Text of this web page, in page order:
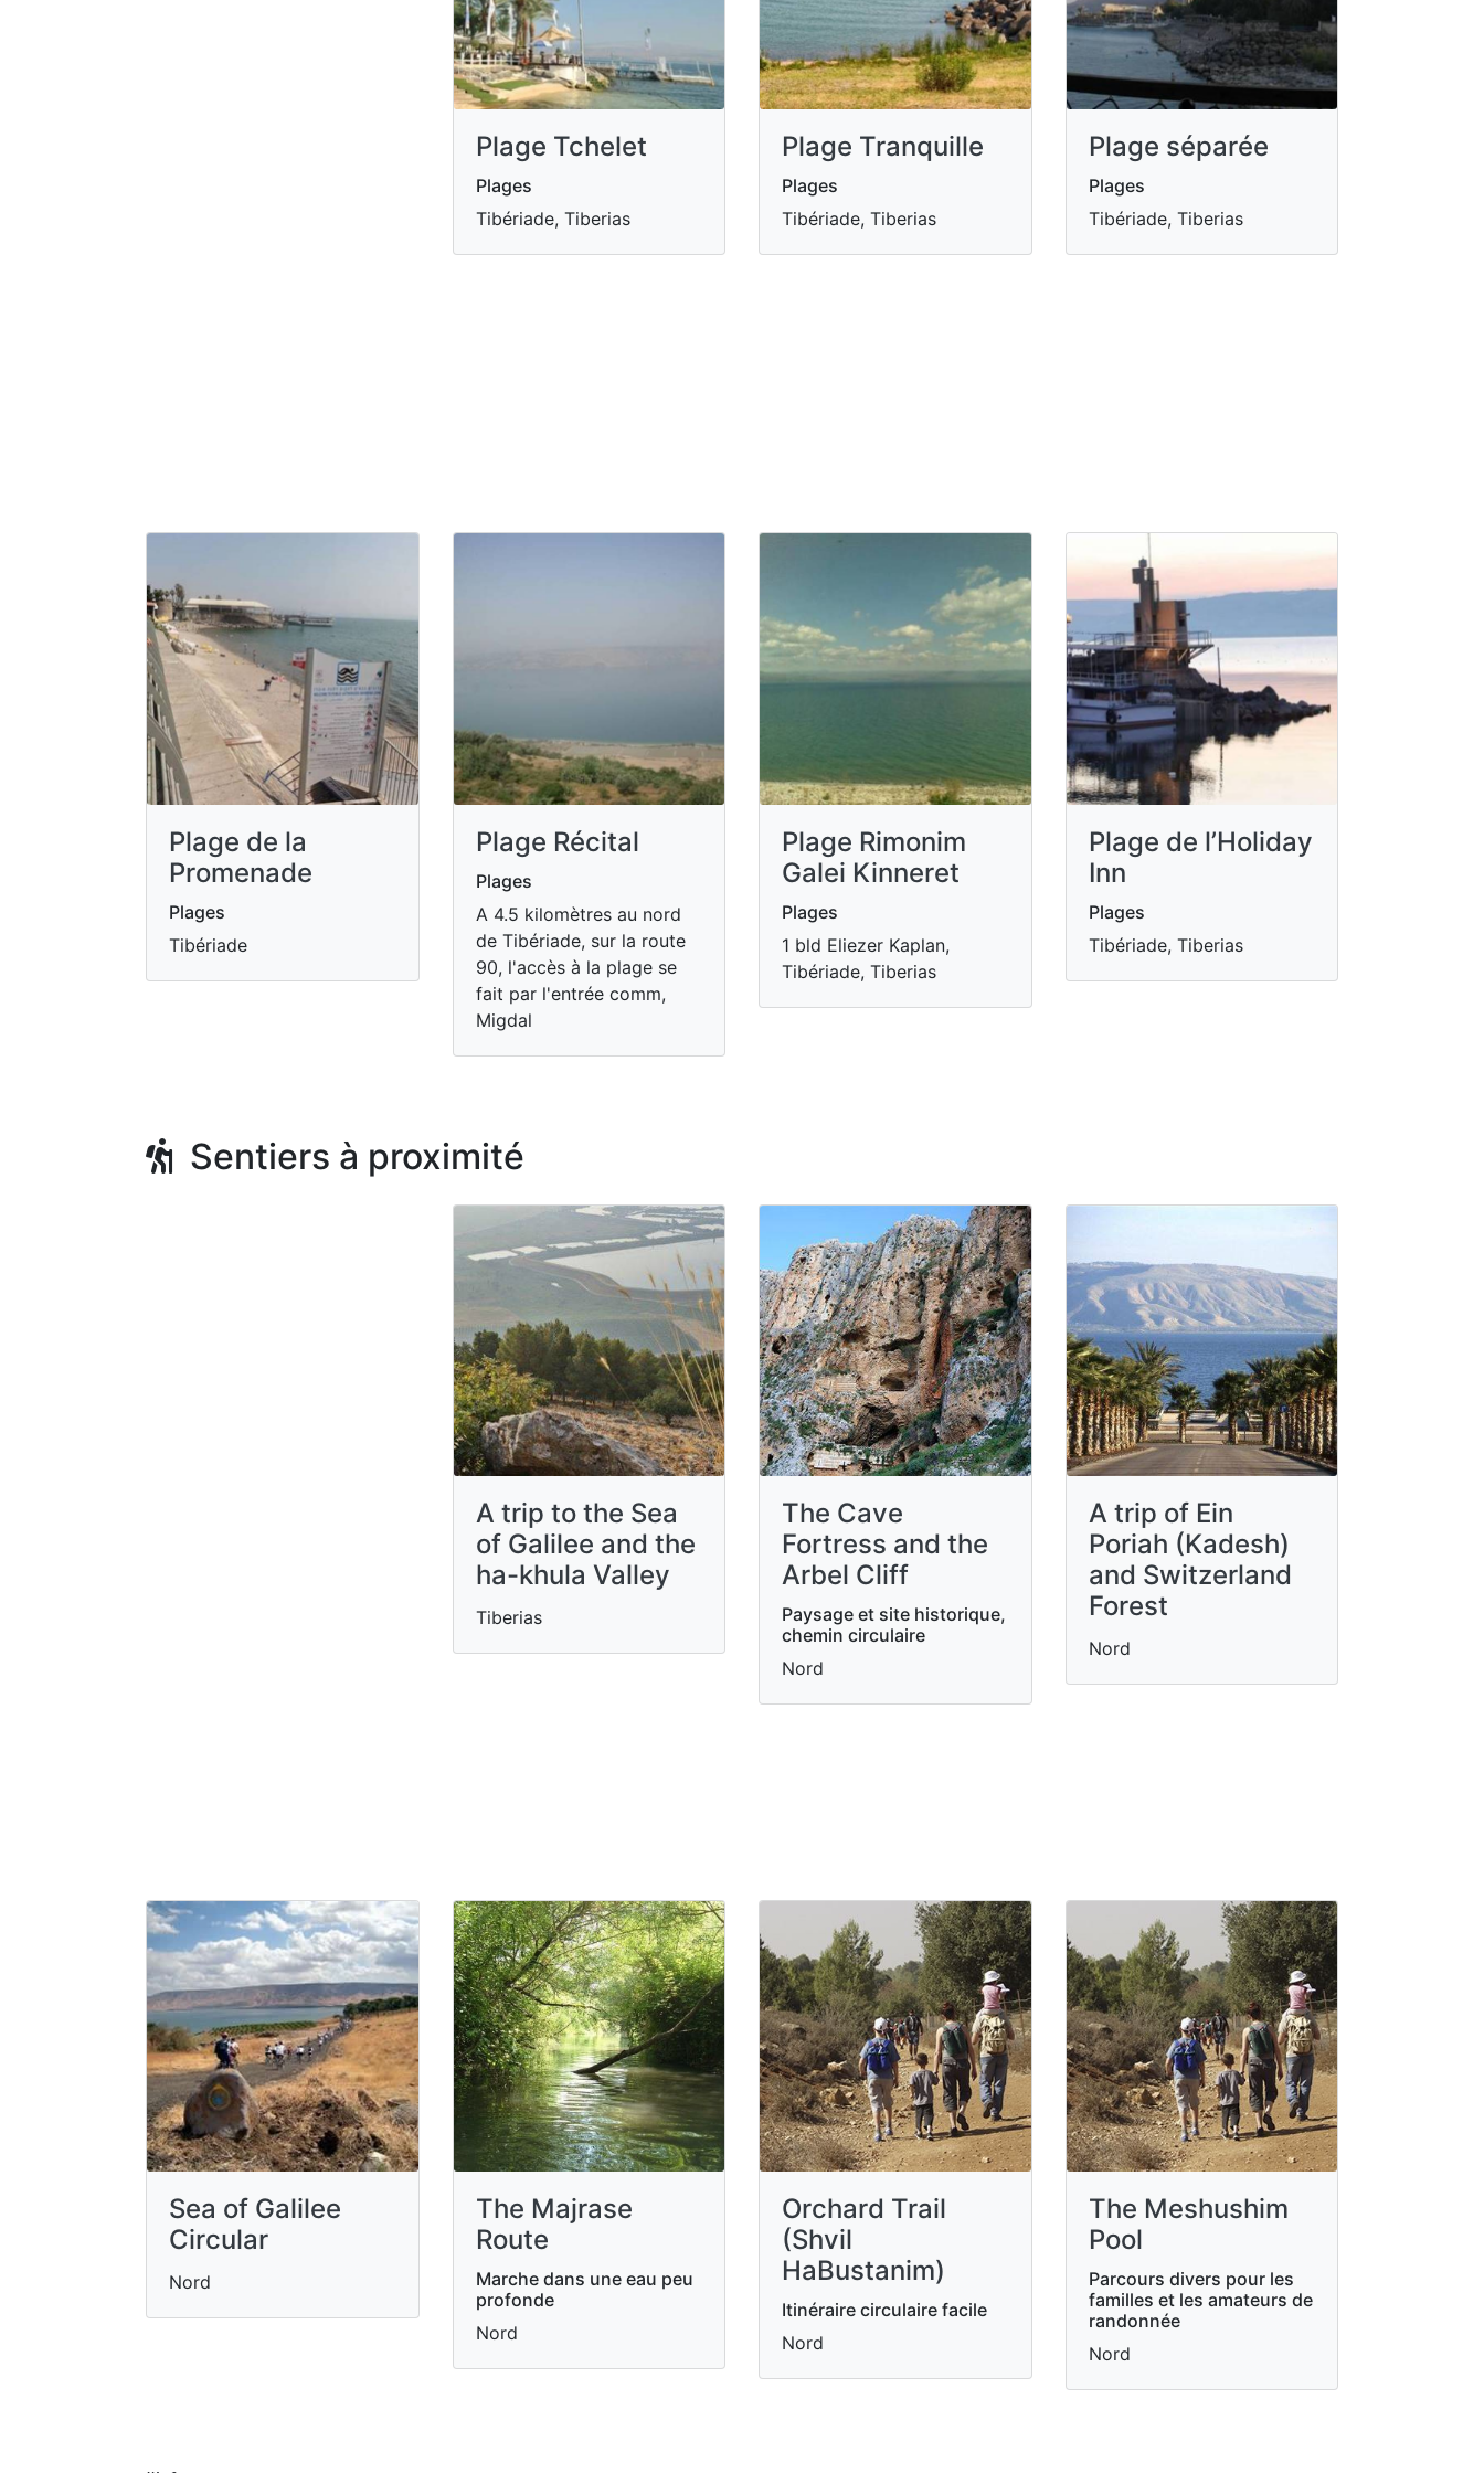
Plage Tchelet
Plages
Tibériade, Tiberias
Plage Tranquille
Plages
Tibériade, Tiberias
Plage séparée
Plages
Tibériade, Tiberias
Plage de la
Promenade
Plages
Tibériade
Plage Récital
Plages
A 4.5 kilomètres au nord
de Tibériade, sur la route
90, l'accès à la plage se
fait par l'entrée comm,
Migdal
Plage Rimonim
Galei Kinneret
Plages
1 bld Eliezer Kaplan,
Tibériade, Tiberias
Plage de l’Holiday
Inn
Plages
Tibériade, Tiberias
Sentiers à proximité
A trip to the Sea
of ​​Galilee and the
ha-khula Valley
Tiberias
The Cave
Fortress and the
Arbel Cliff
Paysage et site historique,
chemin circulaire
Nord
A trip of Ein
Poriah (Kadesh)
and Switzerland
Forest
Nord
Sea of Galilee
Circular
Nord
The Majrase
Route
Marche dans une eau peu
profonde
Nord
Orchard Trail
(Shvil
HaBustanim)
Itinéraire circulaire facile
Nord
The Meshushim
Pool
Parcours divers pour les
familles et les amateurs de
randonnée
Nord